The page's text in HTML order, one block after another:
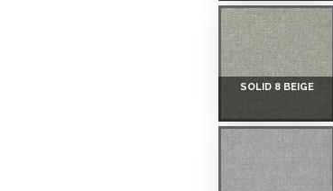
SOLID 8 BEIGE